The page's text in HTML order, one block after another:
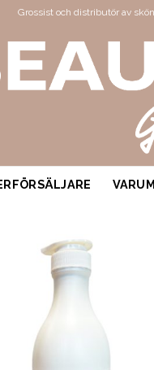
Grossist och distributör av